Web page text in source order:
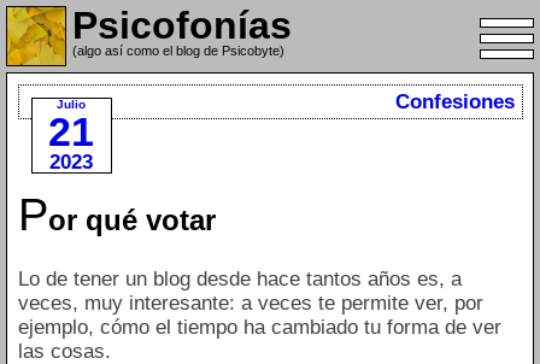
Psicofonías
(algo así como el blog de Psicobyte)
Julio
21
2023
Confesiones
Por qué votar
Lo de tener un blog desde hace tantos años es, a
veces, muy interesante: a veces te permite ver, por
ejemplo, cómo el tiempo ha cambiado tu forma de ver
las cosas.